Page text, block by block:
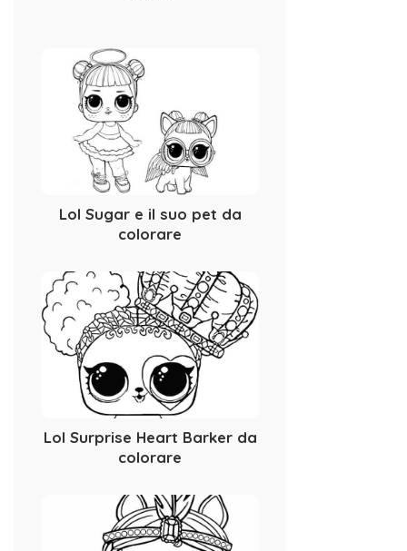
Lol Sugar e il suo pet da
colorare
Lol Surprise Heart Barker da
colorare